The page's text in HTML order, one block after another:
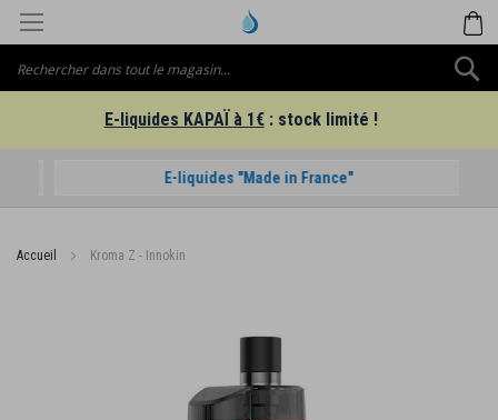
Aller
E-liquides KAPAÏ à 1€ : stock limité !
E-liquides "Made in France"
Accueil Kroma Z - Innokin